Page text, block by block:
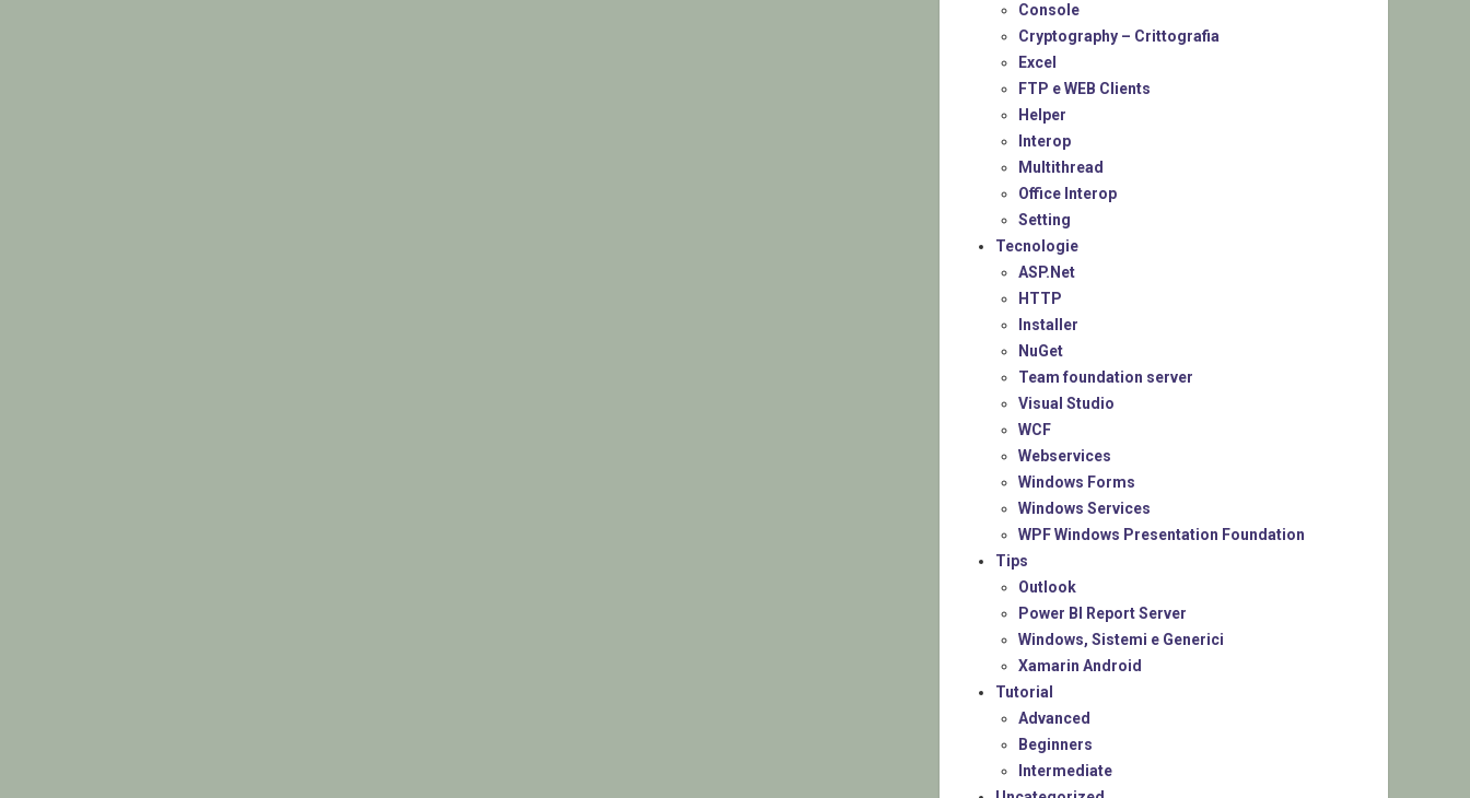
Console
Cryptography – Crittografia
Excel
FTP e WEB Clients
Helper
Interop
Multithread
Office Interop
Setting
Tecnologie
ASP.Net
HTTP
Installer
NuGet
Team foundation server
Visual Studio
WCF
Webservices
Windows Forms
Windows Services
WPF Windows Presentation Foundation
Tips
Outlook
Power BI Report Server
Windows, Sistemi e Generici
Xamarin Android
Tutorial
Advanced
Beginners
Intermediate